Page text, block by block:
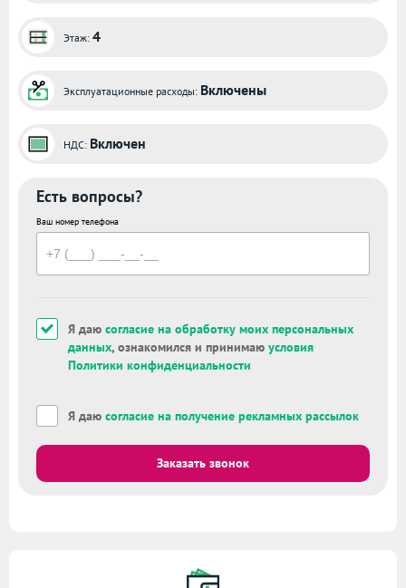
Этаж: 4
Эксплуатационные расходы: Включены
НДС: Включен
Есть вопросы?
Ваш номер телефона
Я даю согласие на обработку моих персональных
данных, ознакомился и принимаю условия
Политики конфиденциальности
Я даю согласие на получение рекламных рассылок
Заказать звонок